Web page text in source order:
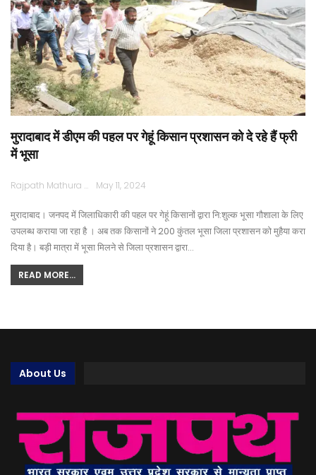
मुरादाबाद में डीएम की पहल पर गेहूं किसान प्रशासन को दे रहे हैं फ्री
में भूसा
Rajpath Mathura May 11, 2024
मुरादाबाद। जनपद में जिलाधिकारी की पहल पर गेहूं किसानों द्वारा नि:शुल्क भूसा गौशाला के लिए
उपलब्ध कराया जा रहा है । अब तक किसानों ने 200 कुंतल भूसा जिला प्रशासन को मुहैया करा
दिया है। बड़ी मात्रा में भूसा मिलने से जिला प्रशासन द्वारा…
READ MORE...
About Us